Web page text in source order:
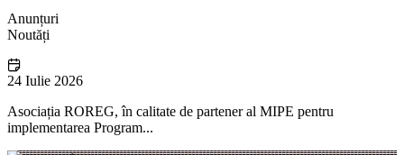
Anunțuri
Noutăți
24 Iulie 2026
Asociația ROREG, în calitate de partener al MIPE pentru
implementarea Program...